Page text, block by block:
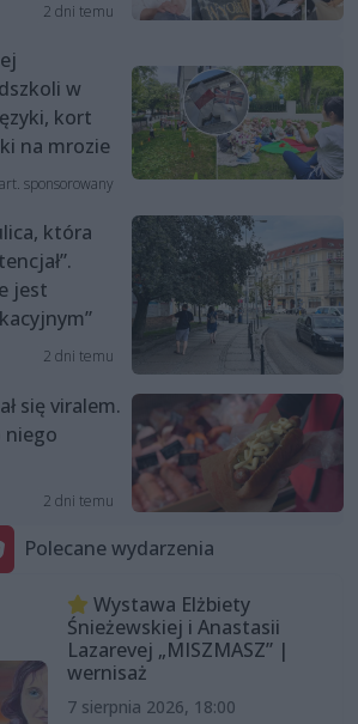
2 dni temu
w
kort
na mrozie
art. sponsorowany
która
jest
2 dni temu
się viralem.
niego
2 dni temu
Polecane wydarzenia
Wystawa Elżbiety
Śnieżewskiej i Anastasii
Lazarevej „MISZMASZ” |
wernisaż
7 sierpnia 2026, 18:00